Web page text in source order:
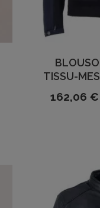
TISSU-
162,06 €